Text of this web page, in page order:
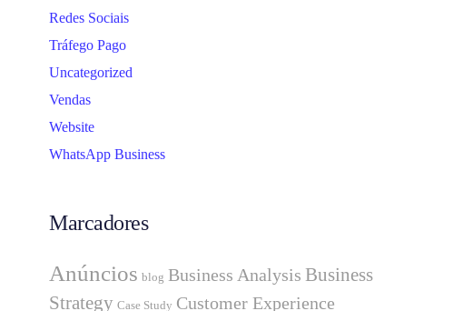
Redes Sociais
Tráfego Pago
Uncategorized
Vendas
Website
WhatsApp Business
Marcadores
Anúncios blog Business Analysis Business
Strategy Case Study Customer Experience